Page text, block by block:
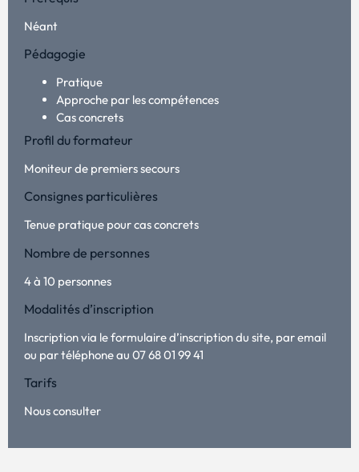
Néant
Pédagogie
Pratique
Approche par les compétences
Cas concrets
Profil du formateur
Moniteur de premiers secours
Consignes particulières
Tenue pratique pour cas concrets
Nombre de personnes
4 à 10 personnes
Modalités d’inscription
Inscription via le formulaire d’inscription du site, par email
ou par téléphone au 07 68 01 99 41
Tarifs
Nous consulter